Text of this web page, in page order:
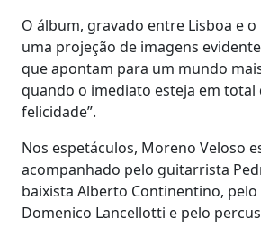
O álbum, gravado entre Lisboa e o
uma projeção de imagens
que apontam para um mundo
quando o imediato esteja em total
felicidade”.
Nos espetáculos, Moreno Veloso
acompanhado pelo guitarrista
baixista Alberto Continentino,
Domenico Lancellotti e pelo